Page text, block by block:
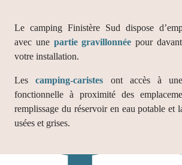
Le camping Finistère Sud dispose
avec une partie gravillonnée pour
votre installation.
Lescamping-caristes ont accès à
fonctionnelle à proximité des
remplissage du réservoir en eau potable et
usées et grises.